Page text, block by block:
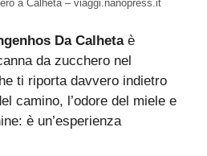
a Calheta – viaggi.nanopress.it
Da Calhetaè
da zucchero nel
ti riporta davvero indietro
camino, l’odore del miele e
è un’esperienza